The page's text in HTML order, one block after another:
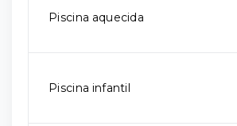
Piscina aquecida
Piscina infantil